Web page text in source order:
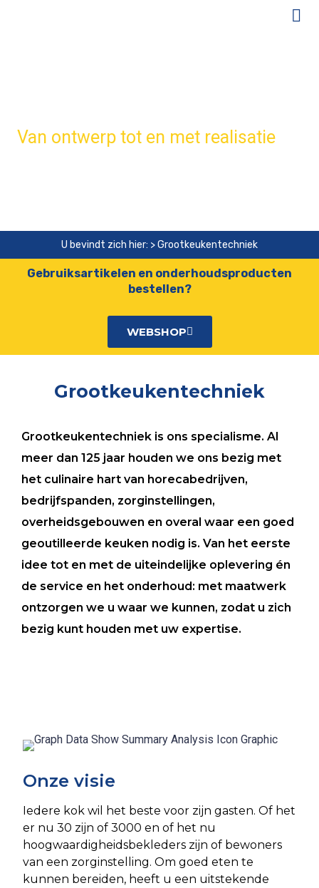
Van ontwerp tot en met realisatie
U bevindt zich hier: > Grootkeukentechniek
Gebruiksartikelen en onderhoudsproducten
bestellen?
WEBSHOP
Grootkeukentechniek
Grootkeukentechniek is ons specialisme. Al
meer dan 125 jaar houden we ons bezig met
het culinaire hart van horecabedrijven,
bedrijfspanden, zorginstellingen,
overheidsgebouwen en overal waar een goed
geoutilleerde keuken nodig is. Van het eerste
idee tot en met de uiteindelijke oplevering én
de service en het onderhoud: met maatwerk
ontzorgen we u waar we kunnen, zodat u zich
bezig kunt houden met uw expertise.
Onze visie
Iedere kok wil het beste voor zijn gasten. Of het
er nu 30 zijn of 3000 en of het nu
hoogwaardigheidsbekleders zijn of bewoners
van een zorginstelling. Om goed eten te
kunnen bereiden, heeft u een uitstekende